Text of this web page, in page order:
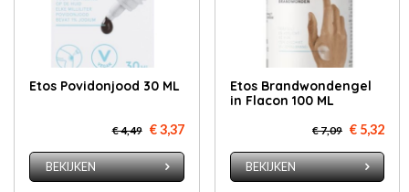
Etos Povidonjood 30 ML
€ 4,49 € 3,37
BEKIJKEN
Etos Brandwondengel
in Flacon 100 ML
€ 7,09 € 5,32
BEKIJKEN